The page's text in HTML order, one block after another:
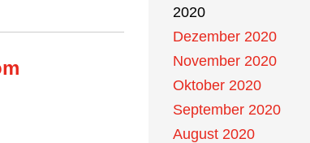
2020
Dezember 2020
November 2020
Oktober 2020
September 2020
August 2020